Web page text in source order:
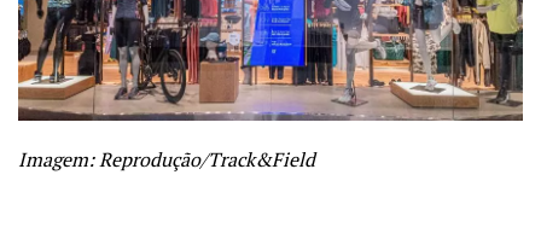
Imagem: Reprodução/Track&Field